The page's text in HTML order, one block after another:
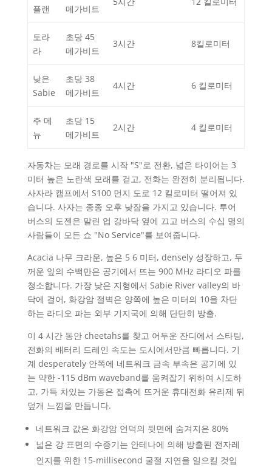
플랜
메가비트
토라
라
초당 45
메가비트
3시간 8킬로미터
낮은
Sabie
초당 38
메가비트
4시간 6 킬로미터
주 메
뉴
초당 15
메가비트
2시간 4 킬로미터
자동차는 모래 경로를 시작 "S"로 전환, 넓은 타이어는 3
미터 높은 노란색 모래를 걷고, 전화는 완전히 분리됩니다.
사자라 캠프에서 S100 먼지 도로 12 킬로미터 떨어져 있
습니다. 사자는 종종 오후 낮잠을 가지고 있습니다. 투어
버스의 도젠은 말린 업 강바닥 옆에 끄고 버스의 수십 명의
사람들이 모든 쇼 "No Service"를 보여줍니다.
Acacia 나무 크라운, 높은 5 6 미터, densely 성장하고, 두
꺼운 잎의 수백만은 공기에서 뜨는 900 MHz 라디오 파를
청소합니다. 가장 낮은 지형에서 Sabie River valley의 바
닥에 걸어, 화강암 절벽은 양쪽에 높은 미터의 10을 차단
하는 라디오 파는 외부 기지국에 의해 단단히 방출.
이 4 시간 동안 cheetahs를 찾고 어두운 잔디에서 스타팅,
전화의 배터리 드레인 속도는 도시에서만큼 빠릅니다. 기
계 desperately 안쪽에 네트워크 금속 부속은 공기에 있
는 약한 -115 dBm waveband를 움켜잡기 위하여 시도하
고, 가득 차있는 가동은 접촉에 뜨거운 휴대전화 유리제 뒤
덮개 느낌을 만듭니다.
네트워크 값은 화강암 언덕의 뒷면에 숨겨지은 80%
넓은 강 표면의 수증기는 안테나에 의해 방출된 전자레
인지를 위한 15-millisecond 굴절 지연을 일으킬 것입